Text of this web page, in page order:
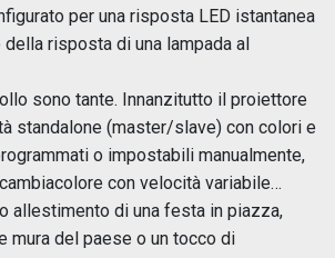
per una risposta LED istantanea
della risposta di una lampada al
sono tante. Innanzitutto il proiettore
standalone (master/slave) con colori e
o impostabili manualmente,
con velocità variabile…
allestimento di una festa in piazza,
mura del paese o un tocco di